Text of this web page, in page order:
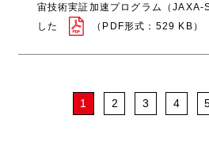
宙技術実証加速プログラム（JAXA-
した
（PDF形式：529 KB）
1 2 3 4